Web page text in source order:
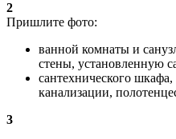
2
Пришлите фото:
ванной комнаты и
стены, установленную
сантехнического
канализации,
3